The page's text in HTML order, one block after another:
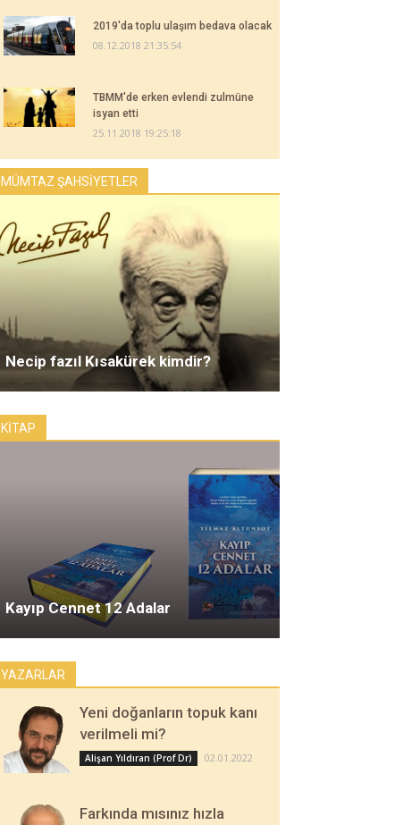
2019'da toplu ulaşım bedava olacak
08.12.2018 21:35:54
TBMM'de erken evlendi zulmüne
isyan etti
25.11.2018 19:25:18
MÜMTAZ ŞAHSİYETLER
Necip fazıl Kısakürek kimdir?
KİTAP
Kayıp Cennet 12 Adalar
YAZARLAR
Yeni doğanların topuk kanı
verilmeli mi?
Alişan Yıldıran (Prof Dr) 02.01.2022
Farkında mısınız hızla